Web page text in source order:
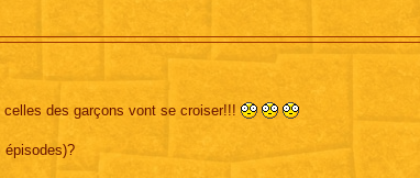
des garçons vont se croiser!!!
épisodes)?